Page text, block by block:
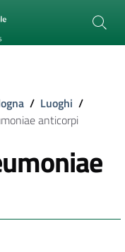
/ Luoghi /
anticorpi